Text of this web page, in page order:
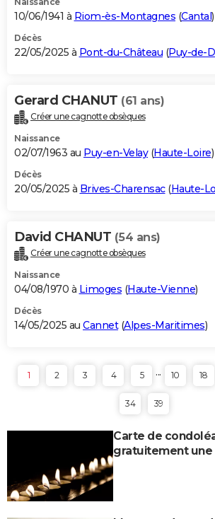
10/06/1941 à Riom-ès-Montagnes (Cantal)
Décès
22/05/2025 à Pont-du-Château (Puy-de-
Gerard CHANUT (61 ans)
Créer une cagnotte obsèques
Naissance
02/07/1963 au Puy-en-Velay(Haute-Loire)
Décès
20/05/2025 à Brives-Charensac(Haute-
David CHANUT (54 ans)
Créer une cagnotte obsèques
Naissance
04/08/1970 à Limoges (Haute-Vienne)
Décès
14/05/2025 au Cannet(Alpes-Maritimes)
1 2 3 4 5 ... 10 18
34 39
Carte de
gratuitement une